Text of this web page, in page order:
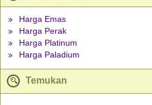
Harga Emas
Harga Perak
Harga Platinum
Harga Paladium
Temukan